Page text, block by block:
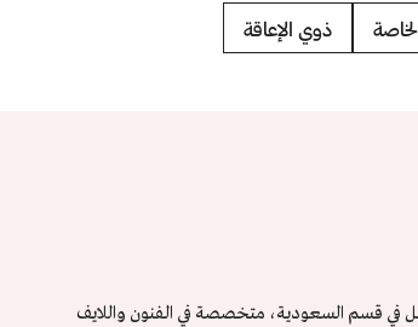
ذوي الإعاقة
محررة صحافية تقيم في الرياض، انضمت لمجلة "هي" عام 2012 للعمل في قسم السعودية، متخصصة في الفنون واللايف